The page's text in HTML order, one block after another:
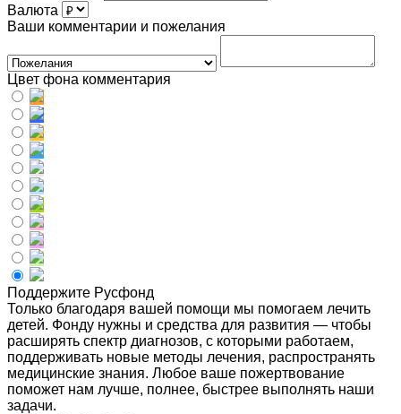
Валюта
Ваши комментарии и пожелания
Цвет фона комментария
Поддержите Русфонд
Только благодаря вашей помощи мы помогаем лечить
детей. Фонду нужны и средства для развития — чтобы
расширять спектр диагнозов, с которыми работаем,
поддерживать новые методы лечения, распространять
медицинские знания. Любое ваше пожертвование
поможет нам лучше, полнее, быстрее выполнять наши
задачи.